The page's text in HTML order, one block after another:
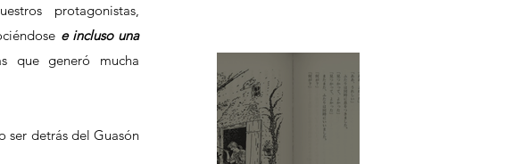
protagonistas,
e incluso una
que generó mucha
ser detrás del Guasón